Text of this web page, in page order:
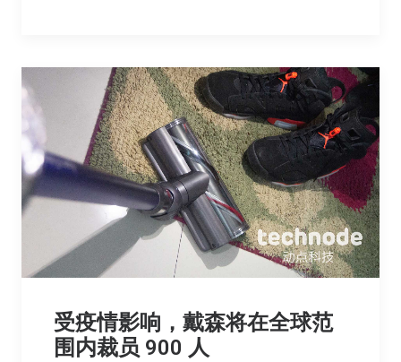
受疫情影响，戴森将在全球范
围内裁员 900 人